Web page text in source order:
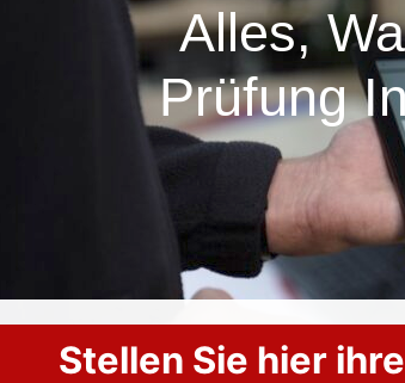
Alles,
Prüfung
Stellen Sie hier